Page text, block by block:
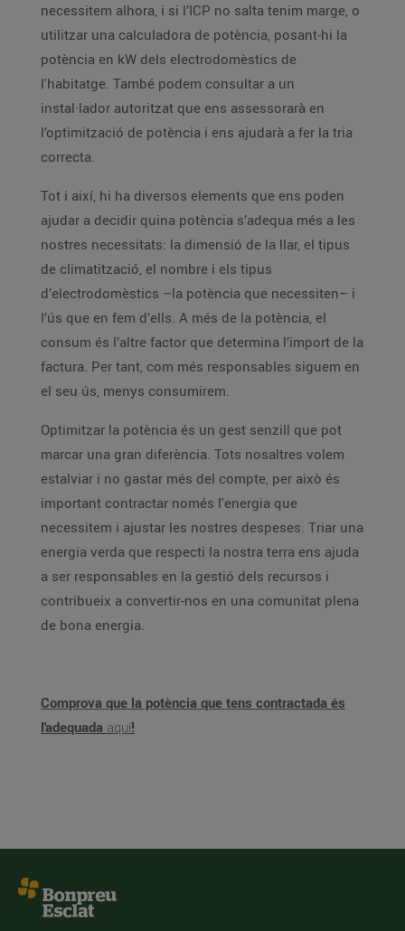
necessitem alhora, i si l’ICP no salta tenim marge, o
utilitzar una calculadora de potència, posant-hi la
potència en kW dels electrodomèstics de
l'habitatge. També podem consultar a un
instal·lador autoritzat que ens assessorarà en
l’optimització de potència i ens ajudarà a fer la tria
correcta.
Tot i així, hi ha diversos elements que ens poden
ajudar a decidir quina potència s’adequa més a les
nostres necessitats: la dimensió de la llar, el tipus
de climatització, el nombre i els tipus
d’electrodomèstics –la potència que necessiten– i
l’ús que en fem d’ells. A més de la potència, el
consum és l’altre factor que determina l’import de la
factura. Per tant, com més responsables siguem en
el seu ús, menys consumirem.
Optimitzar la potència és un gest senzill que pot
marcar una gran diferència. Tots nosaltres volem
estalviar i no gastar més del compte, per això és
important contractar només l'energia que
necessitem i ajustar les nostres despeses. Triar una
energia verda que respecti la nostra terra ens ajuda
a ser responsables en la gestió dels recursos i
contribueix a convertir-nos en una comunitat plena
de bona energia.
Comprova que la potència que tens contractada és
l'adequada aquí!